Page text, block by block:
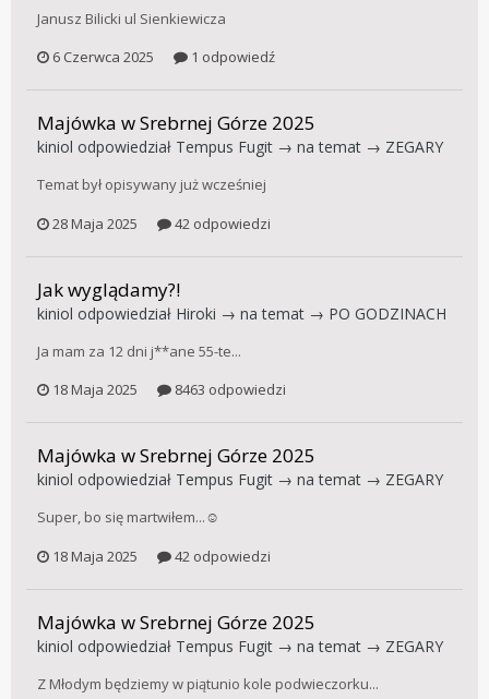
Janusz Bilicki ul Sienkiewicza
6 Czerwca 2025
1 odpowiedź
Majówka w Srebrnej Górze 2025
kiniol odpowiedział Tempus Fugit → na temat → ZEGARY
Temat był opisywany już wcześniej
28 Maja 2025
42 odpowiedzi
Jak wyglądamy?!
kiniol odpowiedział Hiroki → na temat → PO GODZINACH
Ja mam za 12 dni j**ane 55-te...
18 Maja 2025
8463 odpowiedzi
Majówka w Srebrnej Górze 2025
kiniol odpowiedział Tempus Fugit → na temat → ZEGARY
Super, bo się martwiłem...☺️
18 Maja 2025
42 odpowiedzi
Majówka w Srebrnej Górze 2025
kiniol odpowiedział Tempus Fugit → na temat → ZEGARY
Z Młodym będziemy w piątunio kole podwieczorku...